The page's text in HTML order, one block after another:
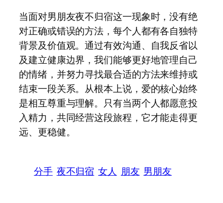
当面对男朋友夜不归宿这一现象时，没有绝
对正确或错误的方法，每个人都有各自独特
背景及价值观。通过有效沟通、自我反省以
及建立健康边界，我们能够更好地管理自己
的情绪，并努力寻找最合适的方法来维持或
结束一段关系。从根本上说，爱的核心始终
是相互尊重与理解。只有当两个人都愿意投
入精力，共同经营这段旅程，它才能走得更
远、更稳健。
分手 夜不归宿 女人 朋友 男朋友